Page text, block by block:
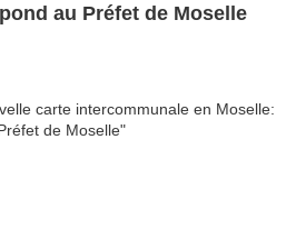
au Préfet de Moselle